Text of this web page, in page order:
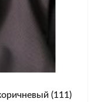
(111)